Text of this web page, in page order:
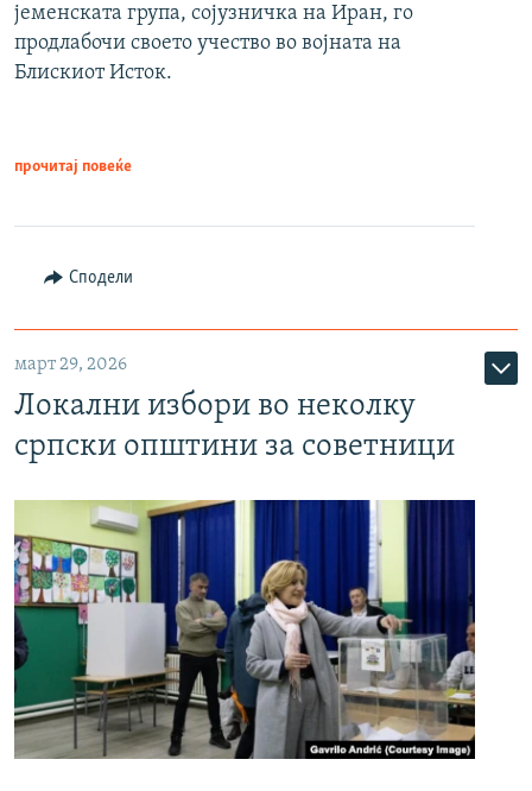
јеменската група, сојузничка на Иран, го
продлабочи своето учество во војната на
Блискиот Исток.
прочитај повеќе
Сподели
март 29, 2026
Локални избори во неколку
српски општини за советници